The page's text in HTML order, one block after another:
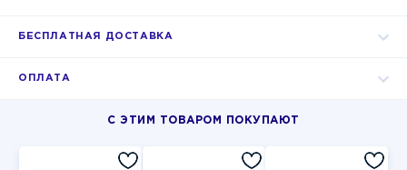
БЕСПЛАТНАЯ ДОСТАВКА
ОПЛАТА
С ЭТИМ ТОВАРОМ ПОКУПАЮТ